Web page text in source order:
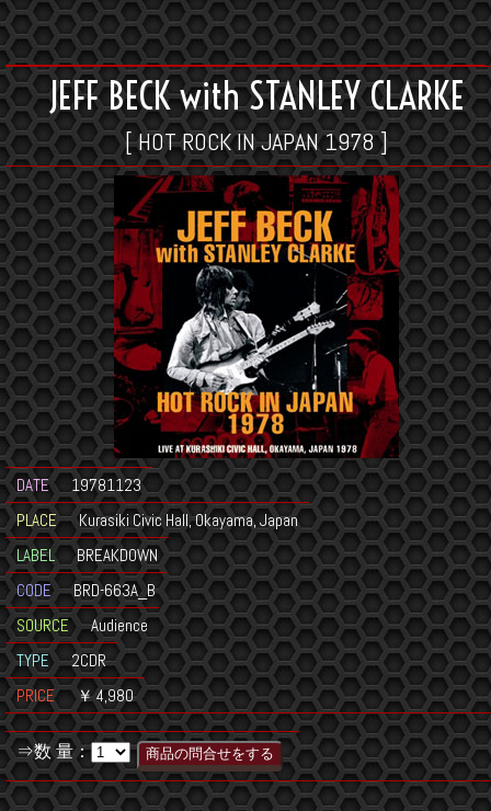
JEFF BECK with STANLEY CLARKE
[ HOT ROCK IN JAPAN 1978 ]
DATE
19781123
PLACE
Kurasiki Civic Hall, Okayama, Japan
LABEL
BREAKDOWN
CODE
BRD-663A_B
SOURCE
Audience
TYPE
2CDR
PRICE
￥ 4,980
⇒数 量：